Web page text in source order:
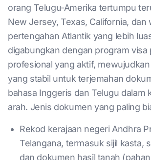
orang Telugu-Amerika tertumpu
New Jersey, Texas, California, dan
pertengahan Atlantik yang lebih
digabungkan dengan program visa
profesional yang aktif,
yang stabil untuk terjemahan
bahasa Inggeris dan Telugu dalam
arah. Jenis dokumen yang paling
Rekod kerajaan negeri Andhra
Telangana, termasuk sijil kasta,
dan dokumen hasil tanah